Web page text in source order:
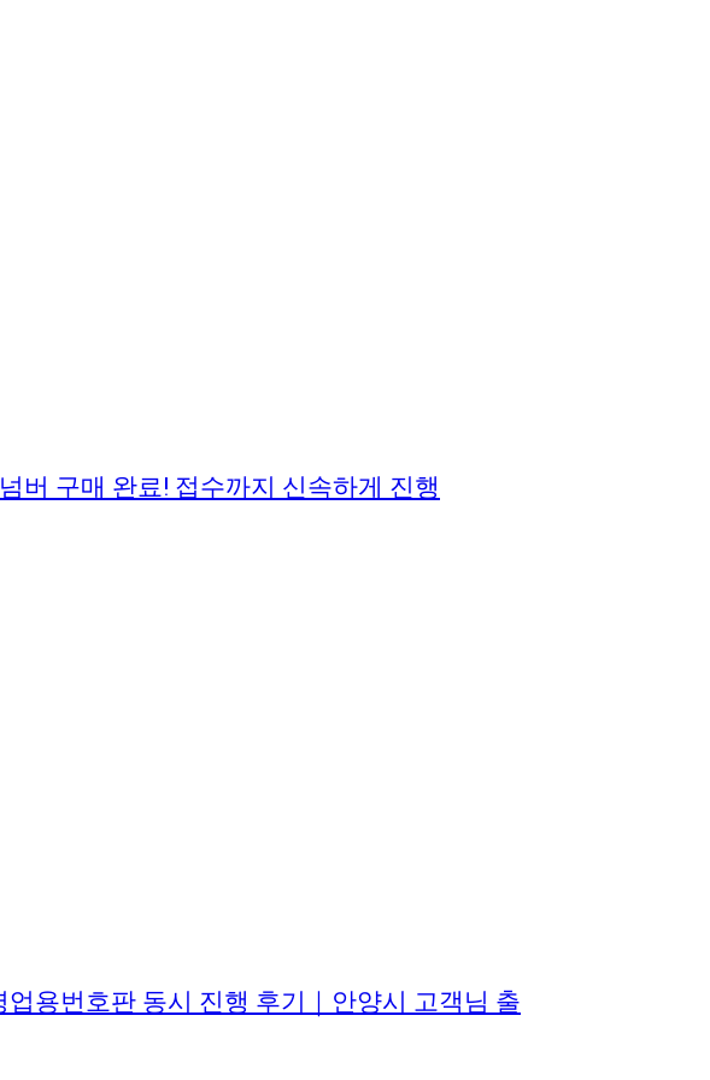
버 구매 완료! 접수까지 신속하게 진행
용번호판 동시 진행 후기｜안양시 고객님 출